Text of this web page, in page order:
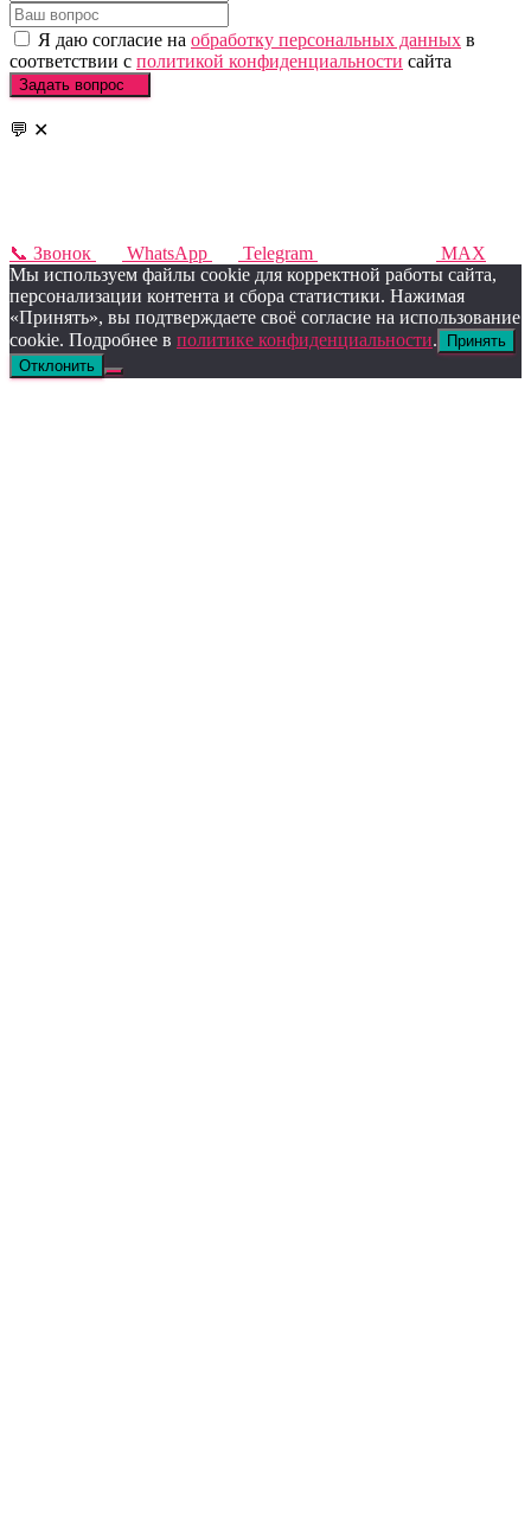
Я даю согласие на обработку персональных данных в
соответствии с политикой конфиденциальности сайта
Задать вопрос
💬 ✕
📞 Звонок WhatsApp Telegram
MAX
Мы используем файлы cookie для корректной работы сайта,
персонализации контента и сбора статистики. Нажимая
«Принять», вы подтверждаете своё согласие на использование
cookie. Подробнее в политике конфиденциальности.
Принять
Отклонить